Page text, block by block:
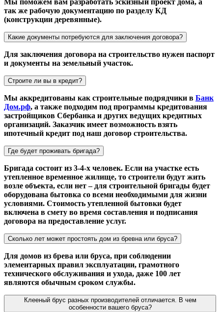
Мы поможем вам разработать эскизный проект дома, а
так же рабочую документацию по разделу КД
(конструкции деревянные).
Какие документы потребуются для заключения договора?
Для заключения договора на строительство нужен паспорт
и документы на земельный участок.
Строите ли вы в кредит?
Мы аккредитованы как строительные подрядчики в Банк
Дом.рф, а также подходим под программы кредитования
застройщиков Сбербанка и других ведущих кредитных
организаций. Заказчик имеет возможность взять
ипотечный кредит под наш договор строительства.
Где будет проживать бригада?
Бригада состоит из 3-4-х человек. Если на участке есть
утепленное временное жилище, то строители будут жить
возле объекта, если нет – для строительной бригады будет
оборудована бытовка со всеми необходимыми для жизни
условиями. Стоимость утепленной бытовки будет
включена в смету во время составления и подписания
договора на предоставление услуг.
Сколько лет может простоять дом из бревна или бруса?
Для домов из брева или бруса, при соблюдении
элементарных правил эксплуатации, грамотного
технического обслуживания и ухода, даже 100 лет
являются обычным сроком службы.
Клееный брус разных производителей отличается. В чем
особенности вашего бруса?